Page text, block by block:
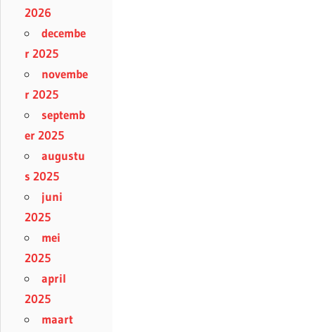
2026
decembe
r 2025
novembe
r 2025
septemb
er 2025
augustu
s 2025
juni
2025
mei
2025
april
2025
maart